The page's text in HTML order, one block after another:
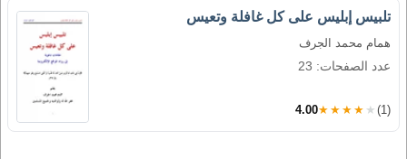
تلبيس إبليس على كل غافلة وتعيس
همام محمد الجرف
عدد الصفحات: 23
4.00★★★★★ (1)